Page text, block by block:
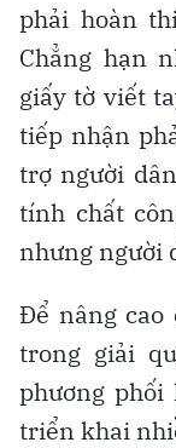
phải hoàn
Chẳng hạn
giấy tờ viết
tiếp nhận
trợ người
tính chất
nhưng người
Để nâng cao
trong giải
phương phối
triển khai